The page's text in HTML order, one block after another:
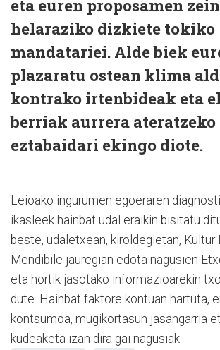
eta euren proposamen
helaraziko dizkiete tokiko
mandatariei. Alde biek
plazaratu ostean klima
kontrako irtenbideak eta
berriak aurrera ateratzeko
eztabaidari ekingo diote.
Leioako ingurumen egoeraren
ikasleek hainbat udal eraikin bisitatu
beste, udaletxean, kiroldegietan, Kultur
Mendibile jauregian edota nagusien
eta hortik jasotako informazioarekin
dute. Hainbat faktore kontuan hartuta,
kontsumoa, mugikortasun jasangarria
kudeaketa izan dira gai nagusiak.